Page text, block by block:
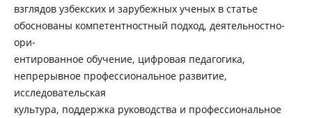
взглядов узбекских и зарубежных ученых в статье
обоснованы компетентностный подход, деятельностно-
ори-
ентированное обучение, цифровая педагогика,
непрерывное профессиональное развитие,
исследовательская
культура, поддержка руководства и профессиональное